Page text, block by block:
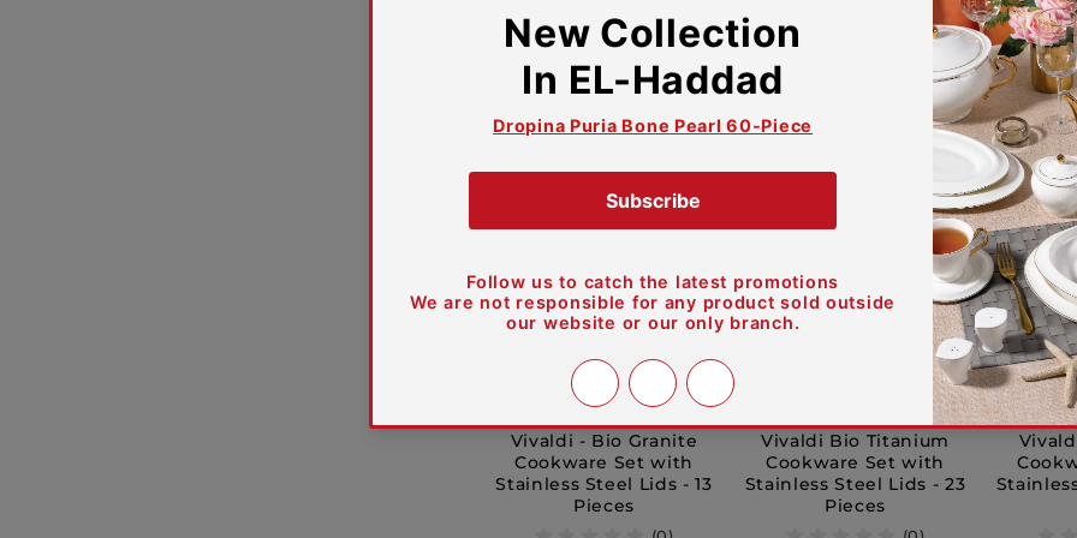
Vivaldi - Bio Granite
Cookware Set with
Stainless Steel Lids - 13
Pieces
Vivaldi Bio Titanium
Cookware Set with
Stainless Steel Lids - 23
Pieces